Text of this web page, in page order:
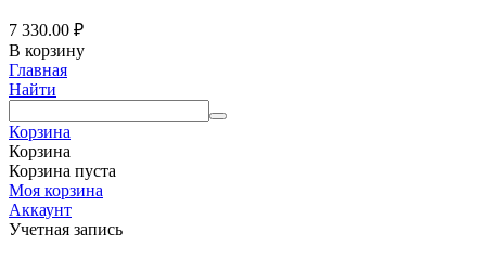
7 330.00 ₽
В корзину
Главная
Найти
Корзина
Корзина
Корзина пуста
Моя корзина
Аккаунт
Учетная запись